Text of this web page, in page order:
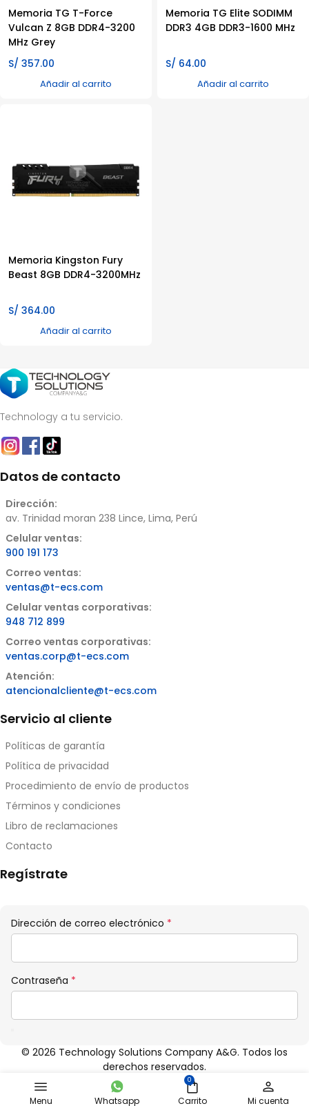
Memoria TG T-Force
Vulcan Z 8GB DDR4-3200
MHz Grey
S/ 357.00
Añadir al carrito
Memoria TG Elite SODIMM
DDR3 4GB DDR3-1600 MHz
S/ 64.00
Añadir al carrito
Memoria Kingston Fury
Beast 8GB DDR4-3200MHz
S/ 364.00
Añadir al carrito
Technology a tu servicio.
Datos de contacto
Dirección:
av. Trinidad moran 238 Lince, Lima, Perú
Celular ventas:
900 191 173
Correo ventas:
ventas@t-ecs.com
Celular ventas corporativas:
948 712 899
Correo ventas corporativas:
ventas.corp@t-ecs.com
Atención:
atencionalcliente@t-ecs.com
Servicio al cliente
Políticas de garantía
Política de privacidad
Procedimiento de envío de productos
Términos y condiciones
Libro de reclamaciones
Contacto
Regístrate
Dirección de correo electrónico *
Contraseña *
© 2026 Technology Solutions Company A&G. Todos los
derechos reservados.
Menu Whatsapp
0
Carrito Mi cuenta